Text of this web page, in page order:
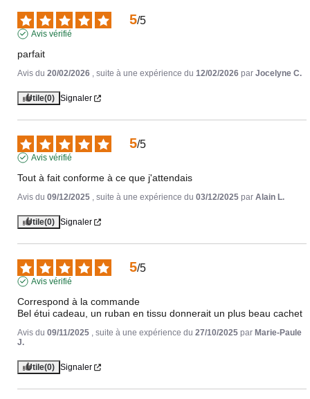
5/5
Avis vérifié
parfait
Avis du 20/02/2026 , suite à une expérience du 12/02/2026 par Jocelyne C.
Utile(0) Signaler
5/5
Avis vérifié
Tout à fait conforme à ce que j'attendais
Avis du 09/12/2025 , suite à une expérience du 03/12/2025 par Alain L.
Utile(0) Signaler
5/5
Avis vérifié
Correspond à la commande
Bel étui cadeau, un ruban en tissu donnerait un plus beau cachet
Avis du 09/11/2025 , suite à une expérience du 27/10/2025 par Marie-Paule
J.
Utile(0) Signaler